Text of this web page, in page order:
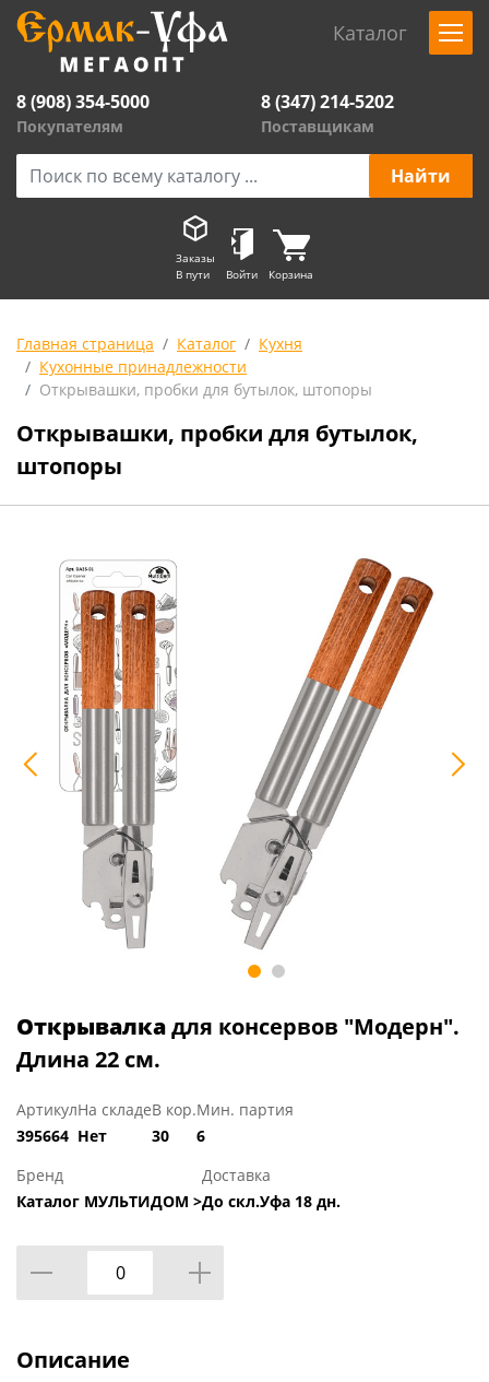
Каталог
8 (908) 354-5000
Покупателям
8 (347) 214-5202
Поставщикам
Заказы
В пути
Войти Корзина
Главная страница Каталог
Кухня
Кухонные принадлежности
Открывашки, пробки для бутылок, штопоры
Открывашки, пробки для бутылок,
штопоры
Открывалкадля консервов "Модерн".
Длина 22 см.
Артикул
395664
На складе
Нет
В кор.
30
Мин. партия
6
Бренд
Каталог МУЛЬТИДОМ >
Доставка
До скл.Уфа 18 дн.
Описание